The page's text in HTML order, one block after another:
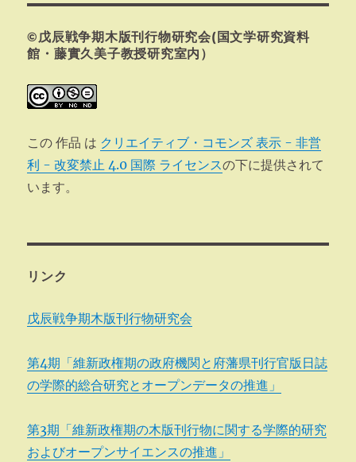
ン
©戊辰戦争期木版刊行物研究会(国文学研究資料
館・藤實久美子教授研究室内）
この 作品 は クリエイティブ・コモンズ 表示 - 非営
利 - 改変禁止 4.0 国際 ライセンスの下に提供されて
います。
リンク
戊辰戦争期木版刊行物研究会
第4期「維新政権期の政府機関と府藩県刊行官版日誌
の学際的総合研究とオープンデータの推進」
第3期「維新政権期の木版刊行物に関する学際的研究
およびオープンサイエンスの推進」